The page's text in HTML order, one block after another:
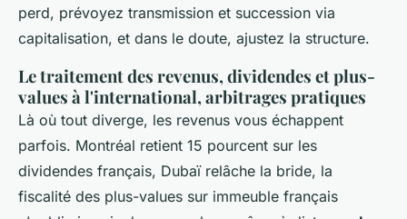
perd, prévoyez transmission et succession via
capitalisation, et dans le doute, ajustez la structure.
Le traitement des revenus, dividendes et plus-
values à l'international, arbitrages pratiques
Là où tout diverge, les revenus vous échappent
parfois. Montréal retient 15 pourcent sur les
dividendes français, Dubaï relâche la bride, la
fiscalité des plus-values sur immeuble français